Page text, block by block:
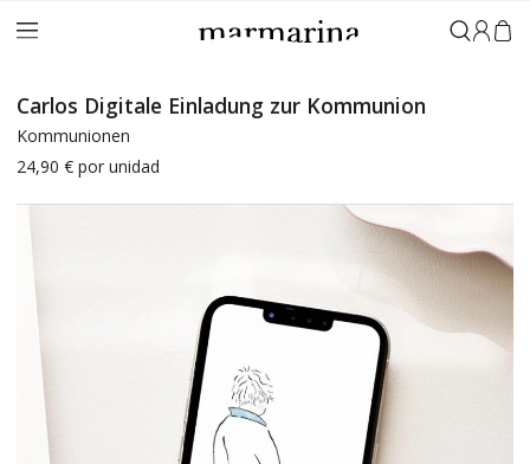
Carlos Digitale Einladung zur Kommunion
Kommunionen
24,90 € por unidad